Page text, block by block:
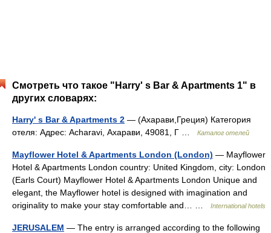
Смотреть что такое "Harry' s Bar & Apartments 1" в
других словарях:
Harry' s Bar & Apartments 2 — (Ахарави,Греция) Категория
отеля: Адрес: Acharavi, Ахарави, 49081, Г …
Каталог отелей
Mayflower Hotel & Apartments London (London) — Mayflower
Hotel & Apartments London country: United Kingdom, city: London
(Earls Court) Mayflower Hotel & Apartments London Unique and
elegant, the Mayflower hotel is designed with imagination and
originality to make your stay comfortable and… …
International hotels
JERUSALEM — The entry is arranged according to the following